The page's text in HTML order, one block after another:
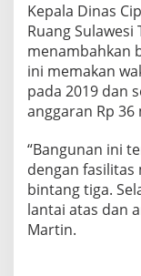
Kepala Dinas
Ruang
menambahkan
ini memakan
pada 2019 dan
anggaran Rp
“Bangunan ini
dengan
bintang tiga.
lantai atas dan
Martin.